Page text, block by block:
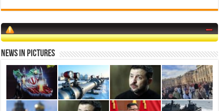
News in Pictures